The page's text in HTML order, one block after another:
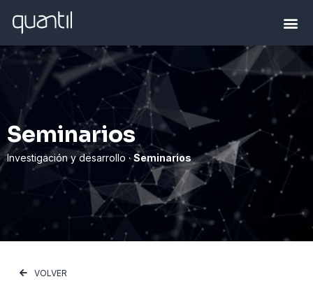
Seminarios
Investigación y desarrollo ·Seminarios
VOLVER